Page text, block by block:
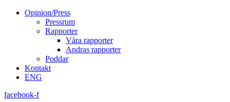
Opinion/Press
Pressrum
Rapporter
Våra rapporter
Andras rapporter
Poddar
Kontakt
ENG
facebook-f